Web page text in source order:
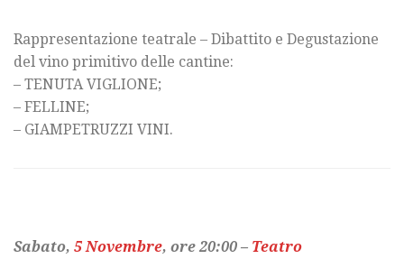
Rappresentazione teatrale – Dibattito e Degustazione
del vino primitivo delle cantine:
– TENUTA VIGLIONE;
– FELLINE;
– GIAMPETRUZZI VINI.
Sabato, 5 Novembre, ore 20:00 – Teatro